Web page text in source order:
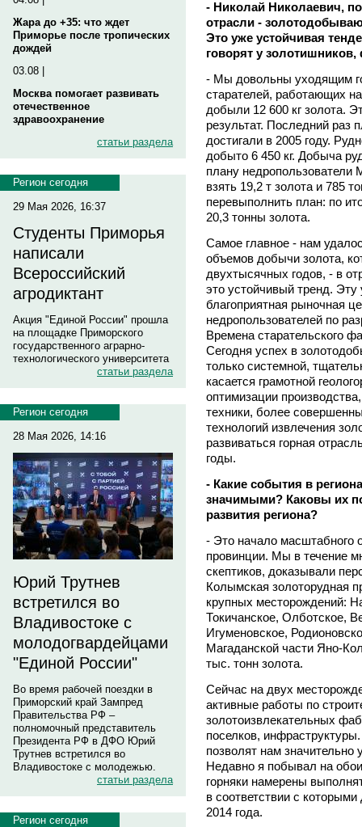
Жара до +35: что ждет
Приморье после тропических
дождей
03.08 |
Москва помогает развивать
отечественное
здравоохранение
статьи раздела
Регион сегодня
29 Мая 2026, 16:37
Студенты Приморья
написали
Всероссийский
агродиктант
Акция "Единой России" прошла
на площадке Приморского
государственного аграрно-
технологического университета
статьи раздела
Регион сегодня
28 Мая 2026, 14:16
Юрий Трутнев
встретился во
Владивостоке с
молодогвардейцами
"Единой России"
Во время рабочей поездки в
Приморский край Зампред
Правительства РФ –
полномочный представитель
Президента РФ в ДФО Юрий
Трутнев встретился во
Владивостоке с молодежью.
статьи раздела
Регион сегодня
- Николай Николаевич,
отрасли -
Это уже устойчивая
говорят у золотишников,
- Мы довольны уходящим
старателей, работающих
добыли 12 600 кг золота.
результат. Последний раз
достигали в 2005 году.
добыто 6 450 кг. Добыча
плану
взять 19,2 т золота и 785
перевыполнить план: по
20,3 тонны золота.
Самое главное - нам
объемов добычи золота,
двухтысячных годов, - в
это устойчивый тренд.
благоприятная рыночная
недропользователей по
Времена старательского
Сегодня успех в
только системной,
касается грамотной
оптимизации
техники, более
технологий извлечения
развиваться горная
годы.
- Какие события в
значимыми? Каковы их
развития региона?
- Это начало масштабного
провинции. Мы в течение
скептиков, доказывали
Колымская золоторудная
крупных месторождений:
Токичанское, Олботское,
Игуменовское,
Магаданской части Яно-
тыс. тонн золота.
Сейчас на двух
активные работы по
золотоизвлекательных
поселков,
позволят нам значительно
Недавно я побывал на
горняки намерены
в соответствии с
2014 года.